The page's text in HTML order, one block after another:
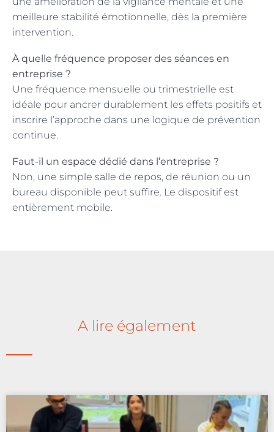
meilleure stabilité émotionnelle, dès la première
intervention.
À quelle fréquence proposer des séances en
entreprise ?
Une fréquence mensuelle ou trimestrielle est
idéale pour ancrer durablement les effets positifs et
inscrire l’approche dans une logique de prévention
continue.
Faut-il un espace dédié dans l’entreprise ?
Non, une simple salle de repos, de réunion ou un
bureau disponible peut suffire. Le dispositif est
entièrement mobile.
A lire également